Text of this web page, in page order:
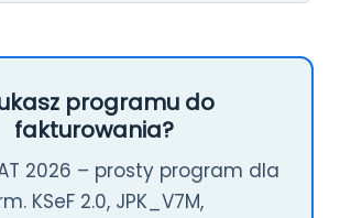
programu do
fakturowania?
2026 – prosty program dla
KSeF 2.0, JPK_V7M,